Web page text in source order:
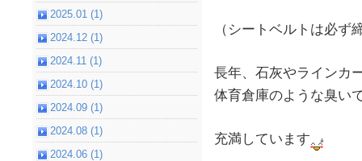
（シートベルトは必ず
長年、石灰やラインカ
体育倉庫のような臭い
充満しています
2025.01 (1)
2024.12 (1)
2024.11 (1)
2024.10 (1)
2024.09 (1)
2024.08 (1)
2024.06 (1)